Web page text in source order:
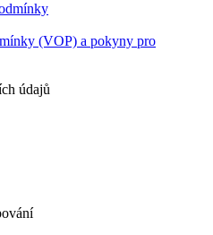
(VOP) a pokyny pro
údajů